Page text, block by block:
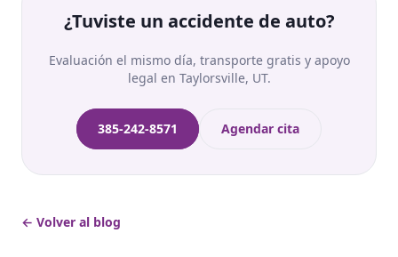
¿Tuviste un accidente de auto?
Evaluación el mismo día, transporte gratis y apoyo
legal en Taylorsville, UT.
385-242-8571 Agendar cita
← Volver al blog